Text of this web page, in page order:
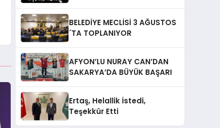
BELEDİYE MECLİSİ 3 AĞUSTOS
´TA TOPLANIYOR
AFYON’LU NURAY CAN’DAN
SAKARYA’DA BÜYÜK BAŞARI
Ertaş, Helallik İstedi,
Teşekkür Etti